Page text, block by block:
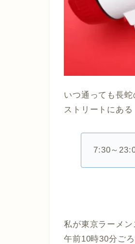
いつ通っても長
ストリートにあ
7:30～
私が東京ラーメ
午前10時30分ごろ